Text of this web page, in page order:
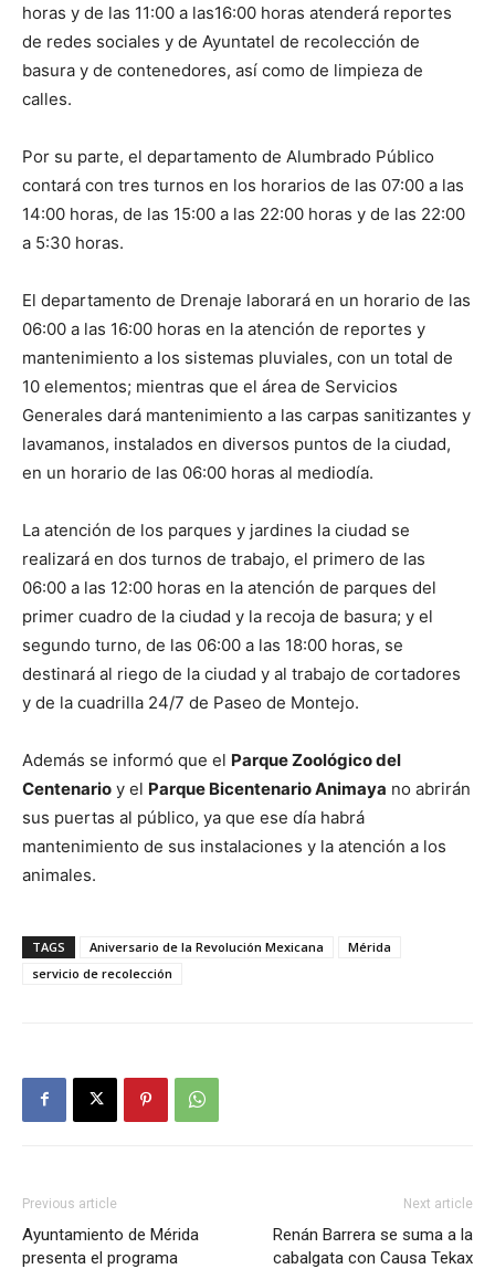
horas y de las 11:00 a las16:00 horas atenderá reportes
de redes sociales y de Ayuntatel de recolección de
basura y de contenedores, así como de limpieza de
calles.
Por su parte, el departamento de Alumbrado Público
contará con tres turnos en los horarios de las 07:00 a las
14:00 horas, de las 15:00 a las 22:00 horas y de las 22:00
a 5:30 horas.
El departamento de Drenaje laborará en un horario de las
06:00 a las 16:00 horas en la atención de reportes y
mantenimiento a los sistemas pluviales, con un total de
10 elementos; mientras que el área de Servicios
Generales dará mantenimiento a las carpas sanitizantes y
lavamanos, instalados en diversos puntos de la ciudad,
en un horario de las 06:00 horas al mediodía.
La atención de los parques y jardines la ciudad se
realizará en dos turnos de trabajo, el primero de las
06:00 a las 12:00 horas en la atención de parques del
primer cuadro de la ciudad y la recoja de basura; y el
segundo turno, de las 06:00 a las 18:00 horas, se
destinará al riego de la ciudad y al trabajo de cortadores
y de la cuadrilla 24/7 de Paseo de Montejo.
Además se informó que el Parque Zoológico del
Centenario y el Parque Bicentenario Animaya no abrirán
sus puertas al público, ya que ese día habrá
mantenimiento de sus instalaciones y la atención a los
animales.
TAGS Aniversario de la Revolución Mexicana
Mérida
servicio de recolección
Previous article
Ayuntamiento de Mérida
presenta el programa
Next article
Renán Barrera se suma a la
cabalgata con Causa Tekax